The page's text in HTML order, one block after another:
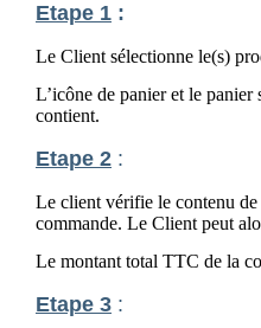
Etape 1 :
Le Client sélectionne le(s)
L’icône de panier et le
contient.
Etape 2 :
Le client vérifie le contenu
commande. Le Client peut
Le montant total TTC de la
Etape 3 :